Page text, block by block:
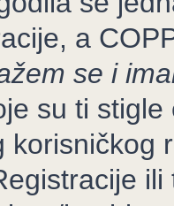
a
se i
su ti
korisničkog